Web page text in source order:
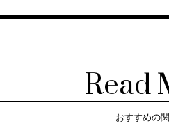
Read
おすすめの